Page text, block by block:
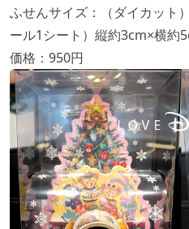
ふせんサイズ：（ダイカット
ール1シート）縦約3cm×横約
価格：950円